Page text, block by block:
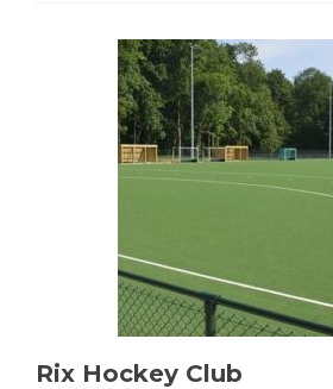
Rix Hockey Club